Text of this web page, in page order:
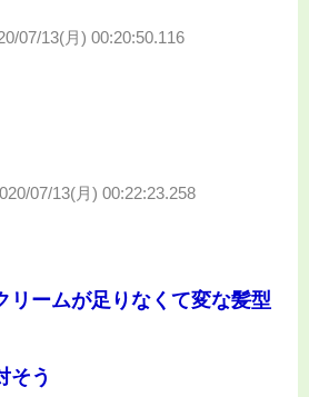
07/13(月) 00:20:50.116
07/13(月) 00:22:23.258
リームが足りなくて変な髪型
そう